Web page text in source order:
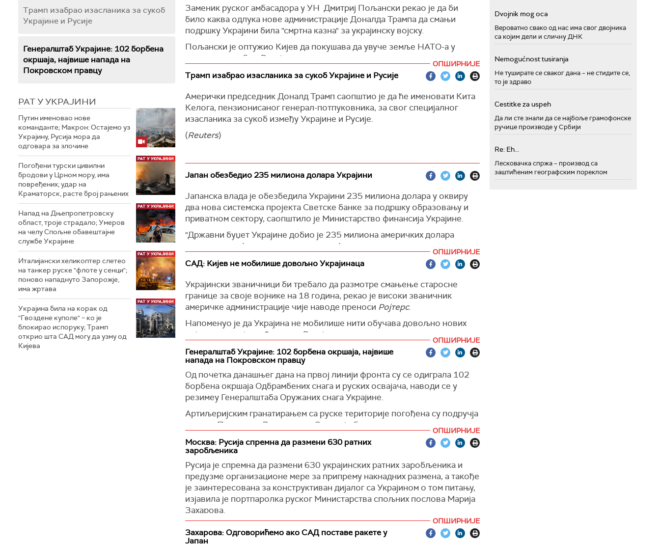
Трамп изабрао изасланика за сукоб
Украјине и Русије
Генералштаб Украјине: 102 борбена
окршаја, највише напада на
Покровском правцу
РАТ У УКРАЈИНИ
Путин именовао нове
команданте; Макрон: Остајемо уз
Украјину, Русија мора да
одговара за злочине
Погођени турски цивилни
бродови у Црном мору, има
повређених; удар на
Краматорск, расте број рањених
Напад на Дњепропетровску
област, троје страдалo; Умеров
на челу Спољне обавештајне
службе Украјине
Италијански хеликоптер слетео
на танкер руске "флоте у сенци";
поново нападнуто Запорожје,
има жртава
Украјина била на корак од
"Гвоздене куполе" – ко је
блокирао испоруку; Трамп
открио шта САД могу да узму од
Кијева
Заменик руског амбасадора у УН Дмитриј Пољански рекао је да би
било каква одлука нове администрације Доналда Трампа да смањи
подршку Украјини била "смртна казна" за украјинску војску.
Пољански је оптужио Кијев да покушава да увуче земље НАТО-а у
директан сукоб са Русијом.
Обраћајући се Савету безбедности УН, је оптужио одлазећу Бајденову
створи "неред, како у Русији, тако и са новим тимом у Белој кући".
(Reuters )
ОПШИРНИЈЕ
Трамп изабрао изасланика за сукоб Украјине и Русије
Амерички председник Доналд Трамп саопштио је да ће именовати Кита
Келога, пензионисаног генерал-потпуковника, за свог специјалног
изасланика за сукоб између Украјине и Русије.
(Reuters)
Јапан обезбедио 235 милиона долара Украјини
Јапанска влада је обезбедила Украјини 235 милиона долара у оквиру
два нова системска пројекта Светске банке за подршку образовању и
приватном сектору, саопштило је Министарство финансија Украјине.
"Државни буџет Украјине добио је 235 милиона америчких долара
концесионог финансирања од владе Јапана у оквиру нових системских
уравнотежено предузеће' (РИСЕ) и 'Повећање приступачности и
одрживости образовања у кризним условима у Украјини' (ЛЕАРН)",
наводи се у саопштењу, пренео је
Укринформ.
(Танјуг)
ОПШИРНИЈЕ
САД: Кијев не мобилише довољно Украјинаца
Украјински званичници би требало да размотре смањење старосне
границе за своје војнике на 18 година, рекао је високи званичник
америчке администрације чије наводе преноси Ројтерс.
Напоменуо је да Украјина не мобилише нити обучава довољно нових
војника за свој текући рат са Русијом.
(Reuters)
ОПШИРНИЈЕ
Генералштаб Украјине: 102 борбена окршаја, највише
напада на Покровском правцу
Од почетка данашњег дана на првој линији фронта су се одиграла 102
борбена окршаја Одбрамбених снага и руских освајача, наводи се у
резимеу Генералштаба Оружаних снага Украјине.
Артиљеријским гранатирањем са руске територије погођена су подручја
насеља Попивка и Дмитривка у Сумској области, истиче се у саопштењу
(Укринформ)
ОПШИРНИЈЕ
Москва: Русија спремна да размени 630 ратних
заробљеника
Русија је спремна да размени 630 украјинских ратних заробљеника и
предузме организационе мере за припрему накнадних размена, а такође
је заинтересована за конструктиван дијалог са Украјином о том питању,
изјавила је портпаролка руског Министарства спољних послова Марија
Захарова.
Навела је да Русија има за циљ брз повратак ратних заробљеника кући,
пренела јеРИА Новости.
ОПШИРНИЈЕ
Захарова: Одговорићемо ако САД поставе ракете у
Јапан
Dvojnik mog oca
Вероватно свако од нас има свог двојника
са којим дели и сличну ДНК
Nemogućnost tusiranja
Не туширате се сваког дана – не стидите се,
то је здраво
Cestitke za uspeh
Да ли сте знали да се најбоље грамофонске
ручице производе у Србији
Re: Eh...
Лесковачка спржа – производ са
заштићеним географским пореклом